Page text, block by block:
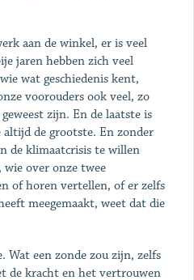
aan de winkel, er is veel
jaren hebben zich veel
wat geschiedenis kent,
voorouders ook veel, zo
zijn. En de laatste is
altijd de grootste. En zonder
de klimaatcrisis te willen
over onze twee
of horen vertellen, of er zelfs
meegemaakt, weet dat die
Wat een zonde zou zijn, zelfs
de kracht en het vertrouwen